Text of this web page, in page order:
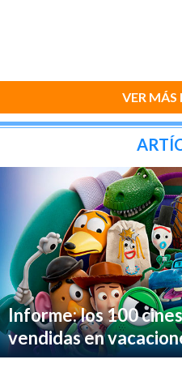
VER MÁS
Informe: los 100
vendidas en